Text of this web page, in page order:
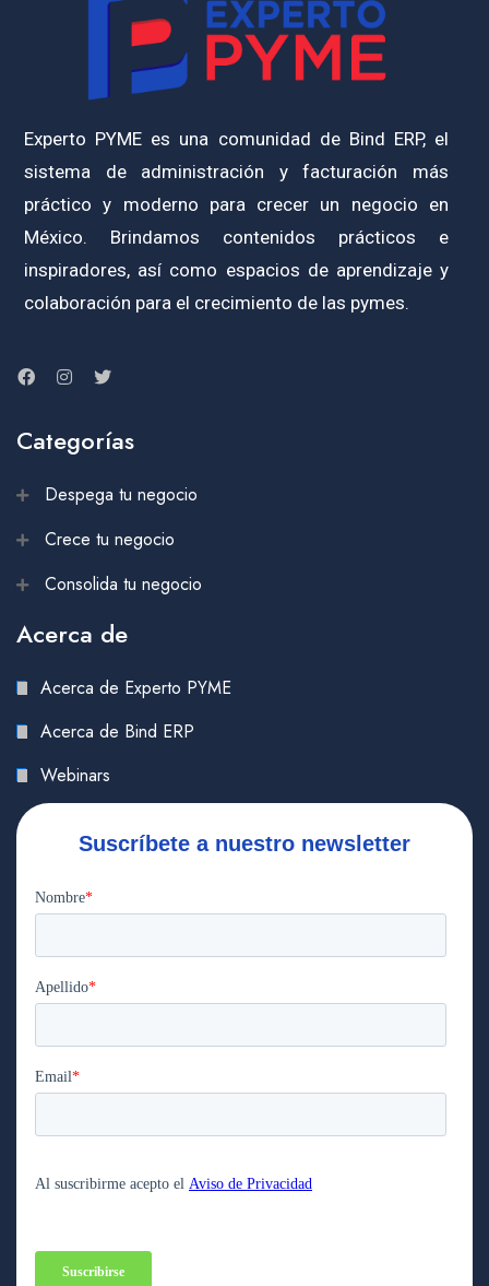
Experto PYME es una comunidad de Bind ERP, el
sistema de administración y facturación más
práctico y moderno para crecer un negocio en
México. Brindamos contenidos prácticos e
inspiradores, así como espacios de aprendizaje y
colaboración para el crecimiento de las pymes.
Categorías
Despega tu negocio
Crece tu negocio
Consolida tu negocio
Acerca de
Acerca de Experto PYME
Acerca de Bind ERP
Webinars
Suscríbete a nuestro newsletter